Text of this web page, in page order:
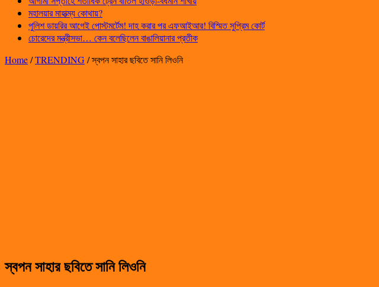
মহালয়ার মাহাত্ম্য কোথায়?
পুলিশ ডায়রির আগেই পোস্টমর্টেম! দাহ করার পর এফআইআর! বিস্মিত সুপ্রিম কোর্ট
চোরেদের মন্ত্রীসভা… কেন বলেছিলেন বাঙালিয়ানার প্রতীক
Home/TRENDING/স্বপন সাহার ছবিতে সানি লিওনি
স্বপন সাহার ছবিতে সানি লিওনি